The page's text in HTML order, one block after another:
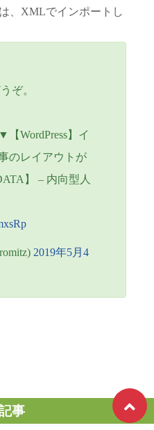
、XMLでインポートし
ぞ。
WordPress】イ
のレイアウトが
】 – 内向型人
2019年5月4
事